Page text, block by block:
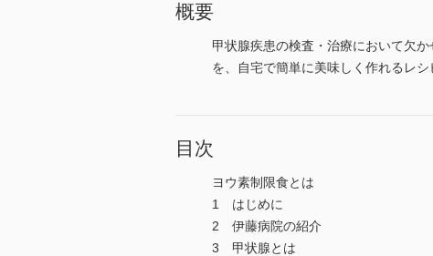
概要
甲状腺疾患の検査・治療において欠
を、自宅で簡単に美味しく作れるレ
目次
ヨウ素制限食とは
1 はじめに
2 伊藤病院の紹介
3 甲状腺とは